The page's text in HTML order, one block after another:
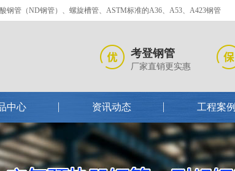
钢管（ND钢管）、螺旋槽管、ASTM标准的A36、A53、A423钢管
考登钢管
厂家直销更实惠
中心 资讯动态 工程案例